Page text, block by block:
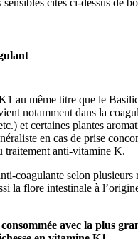
au même titre que le
notamment dans la
et certaines plantes
en cas de prise
traitement anti-vitamine K.
coagulante selon
la flore intestinale à
avec la plus